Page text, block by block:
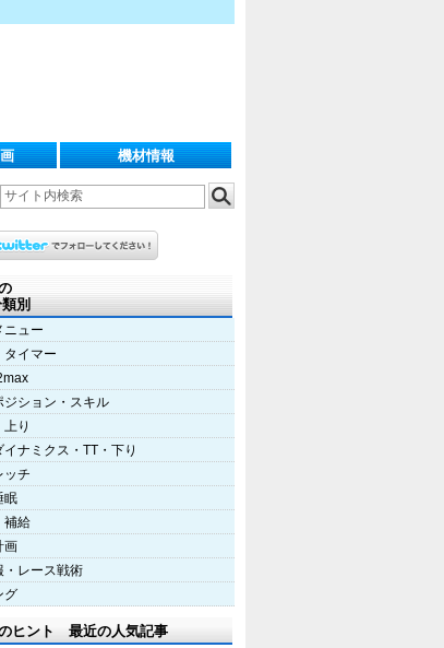
機材情報
別
ニュー
タイマー
ジション・スキル
り
ナミクス・TT・下り
ッチ
眠
補給
画
・レース戦術
グ
ヒント 最近の人気記事